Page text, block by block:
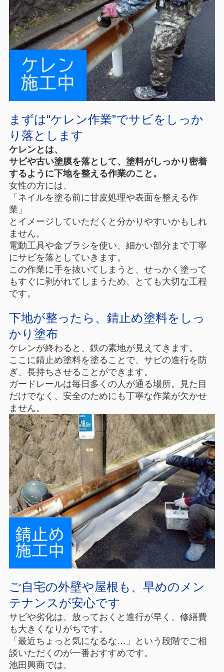
まずは“ケレン作業”でサビをしっか
り落とします
ケレンとは、
サビや古い塗膜を落として、塗料がしっかり密着
するように下地を整える作業のこと。
女性の方には、
「ネイルを塗る前に甘皮処理や表面を整える作
業」
とイメージしていただくと分かりやすいかもしれ
ません。
電動工具や金ブラシを使い、細かい部分まで丁寧
にサビを落としていきます。
この作業に手を抜いてしまうと、せっかく塗って
もすぐに剥がれてしまうため、とても大切な工程
です。
下地が整ったら、錆止め塗料をしっ
かり塗布
ケレンが終わると、鉄の素地が見えてきます。
ここに錆止め塗料を塗ることで、サビの進行を防
ぎ、長持ちさせることができます。
ガードレールは毎日多くの人が通る場所。見た目
だけでなく、安全のためにも丁寧な作業が欠かせ
ません。
ご自宅の外壁や屋根も、早めのメン
テナンスが安心です
サビや劣化は、放っておくと進行が早く、修繕費
も大きくなりがちです。
「最近ちょっと気になるな…」という段階でご相
談いただくのが一番おすすめです。
池田興商では、